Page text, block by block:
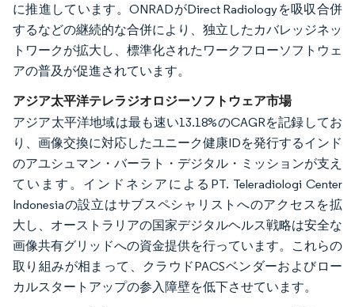
に推進しています。ONRADがDirect Radiologyを吸収合併
するなどの継続的な合併により、独立したカバレッジネッ
トワークが拡大し、標準化されたワークフローソフトウェ
アの普及が促進されています。
アジア太平洋テレラジオロジーソフトウェア市場
アジア太平洋地域は最も速い13.18%のCAGRを記録してお
り、画像交換に対応したユニーク健康IDを発行するインド
のアユシュマン・バーラト・デジタル・ミッションが支え
ています。インドネシアによるPT. Teleradiologi Center
Indonesiaの設立はサブスペシャリストへのアクセスを拡
大し、オーストラリアの国家デジタルヘルス戦略は安全な
画像共有グリッドへの資金提供を行っています。これらの
取り組みが相まって、クラウドPACSベンダーおよびロー
カルスタートアップの参入障壁を低下させています。